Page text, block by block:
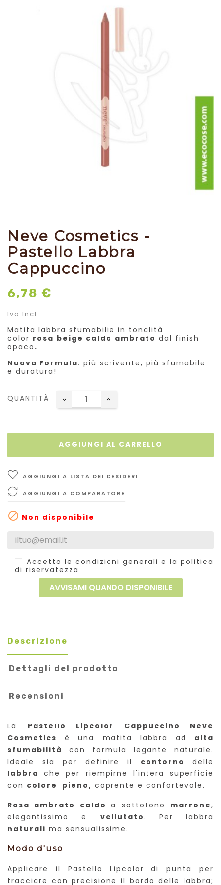
Neve Cosmetics -
Pastello Labbra
Cappuccino
6,78 €
Iva Incl.
Matita labbra sfumabilie in tonalità
color rosa beige caldo ambrato dal finish
opaco .
Nuova Formula: più scrivente, più sfumabile
e duratura!
QUANTITÀ
AGGIUNGI AL CARRELLO
AGGIUNGI A LISTA DEI DESIDERI
AGGIUNGI A COMPARATORE
 Non disponibile
Accetto le condizioni generali e la politica
di riservatezza
AVVISAMI QUANDO DISPONIBILE
Descrizione
Dettagli del prodotto
Recensioni
La Pastello Lipcolor Cappuccino Neve
Cosmetics è una matita labbra ad alta
sfumabilità con formula legante naturale.
Ideale sia per definire il contorno
delle
labbra che per riempirne l'intera superficie
con colore pieno, coprente e confortevole.
Rosa ambrato caldo
a sottotono marrone,
elegantissimo e vellutato . Per labbra
naturali ma sensualissime.
Modo d'uso
Applicare il Pastello Lipcolor di punta per
tracciare con precisione il bordo delle labbra;